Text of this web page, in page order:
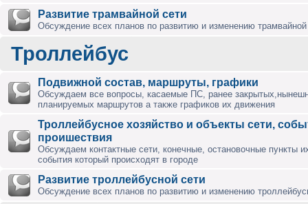
Развитие трамвайной сети
Обсуждение всех планов по развитию и изменению трамвайной
Троллейбус
Подвижной состав, маршруты, графики
Обсуждаем все вопросы, касаемые ПС, ранее
планируемых маршрутов а также графиков их движения
Троллейбусное хозяйство и объекты сети,
проишествия
Обсуждаем контактные сети, конечные, остановочные пункты
события который происходят в городе
Развитие троллейбусной сети
Обсуждение всех планов по развитию и изменению